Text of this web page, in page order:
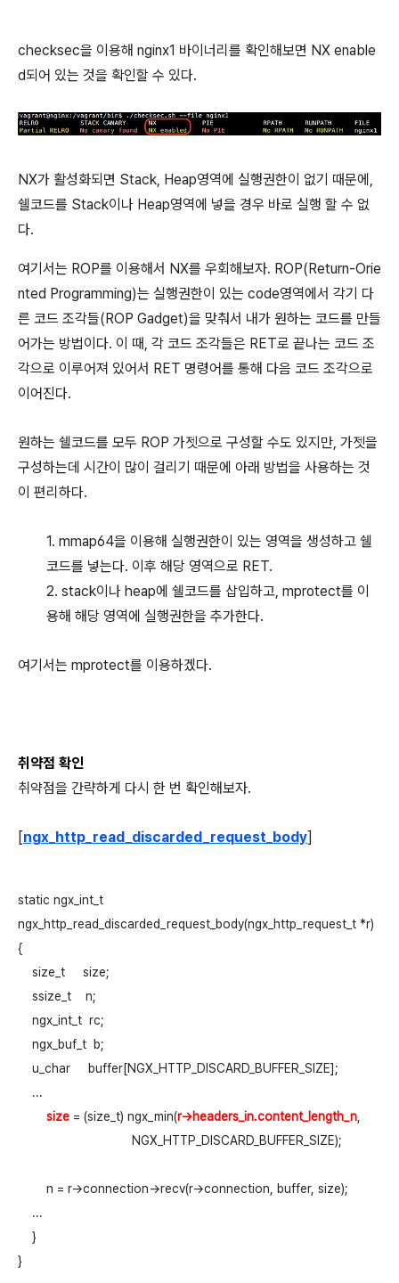
checksec을 이용해 nginx1 바이너리를 확인해보면 NX enable
d되어 있는 것을 확인할 수 있다.
NX가 활성화되면 Stack, Heap영역에 실행권한이 없기 때문에,
쉘코드를 Stack이나 Heap영역에 넣을 경우 바로 실행 할 수 없
다.
여기서는 ROP를 이용해서 NX를 우회해보자. ROP(Return-Orie
nted Programming)는 실행권한이 있는 code영역에서 각기 다
른 코드 조각들(ROP Gadget)을 맞춰서 내가 원하는 코드를 만들
어가는 방법이다. 이 때, 각 코드 조각들은 RET로 끝나는 코드 조
각으로 이루어져 있어서 RET 명령어를 통해 다음 코드 조각으로
이어진다.
원하는 쉘코드를 모두 ROP 가젯으로 구성할 수도 있지만, 가젯을
구성하는데 시간이 많이 걸리기 때문에 아래 방법을 사용하는 것
이 편리하다.
1. mmap64을 이용해 실행권한이 있는 영역을 생성하고 쉘
코드를 넣는다. 이후 해당 영역으로 RET.
2. stack이나 heap에 쉘코드를 삽입하고, mprotect를 이
용해 해당 영역에 실행권한을 추가한다.
여기서는 mprotect를 이용하겠다.
취약점 확인
취약점을 간략하게 다시 한 번 확인해보자.
[ngx_http_read_discarded_request_body]
static ngx_int_t
ngx_http_read_discarded_request_body(ngx_http_request_t *r)
{
    size_t     size;
    ssize_t    n;
    ngx_int_t  rc;
    ngx_buf_t  b;
    u_char     buffer[NGX_HTTP_DISCARD_BUFFER_SIZE];
    ...
size = (size_t) ngx_min(r->headers_in.content_length_n,
                                NGX_HTTP_DISCARD_BUFFER_SIZE);
        n = r->connection->recv(r->connection, buffer, size);
    ...
    }
}